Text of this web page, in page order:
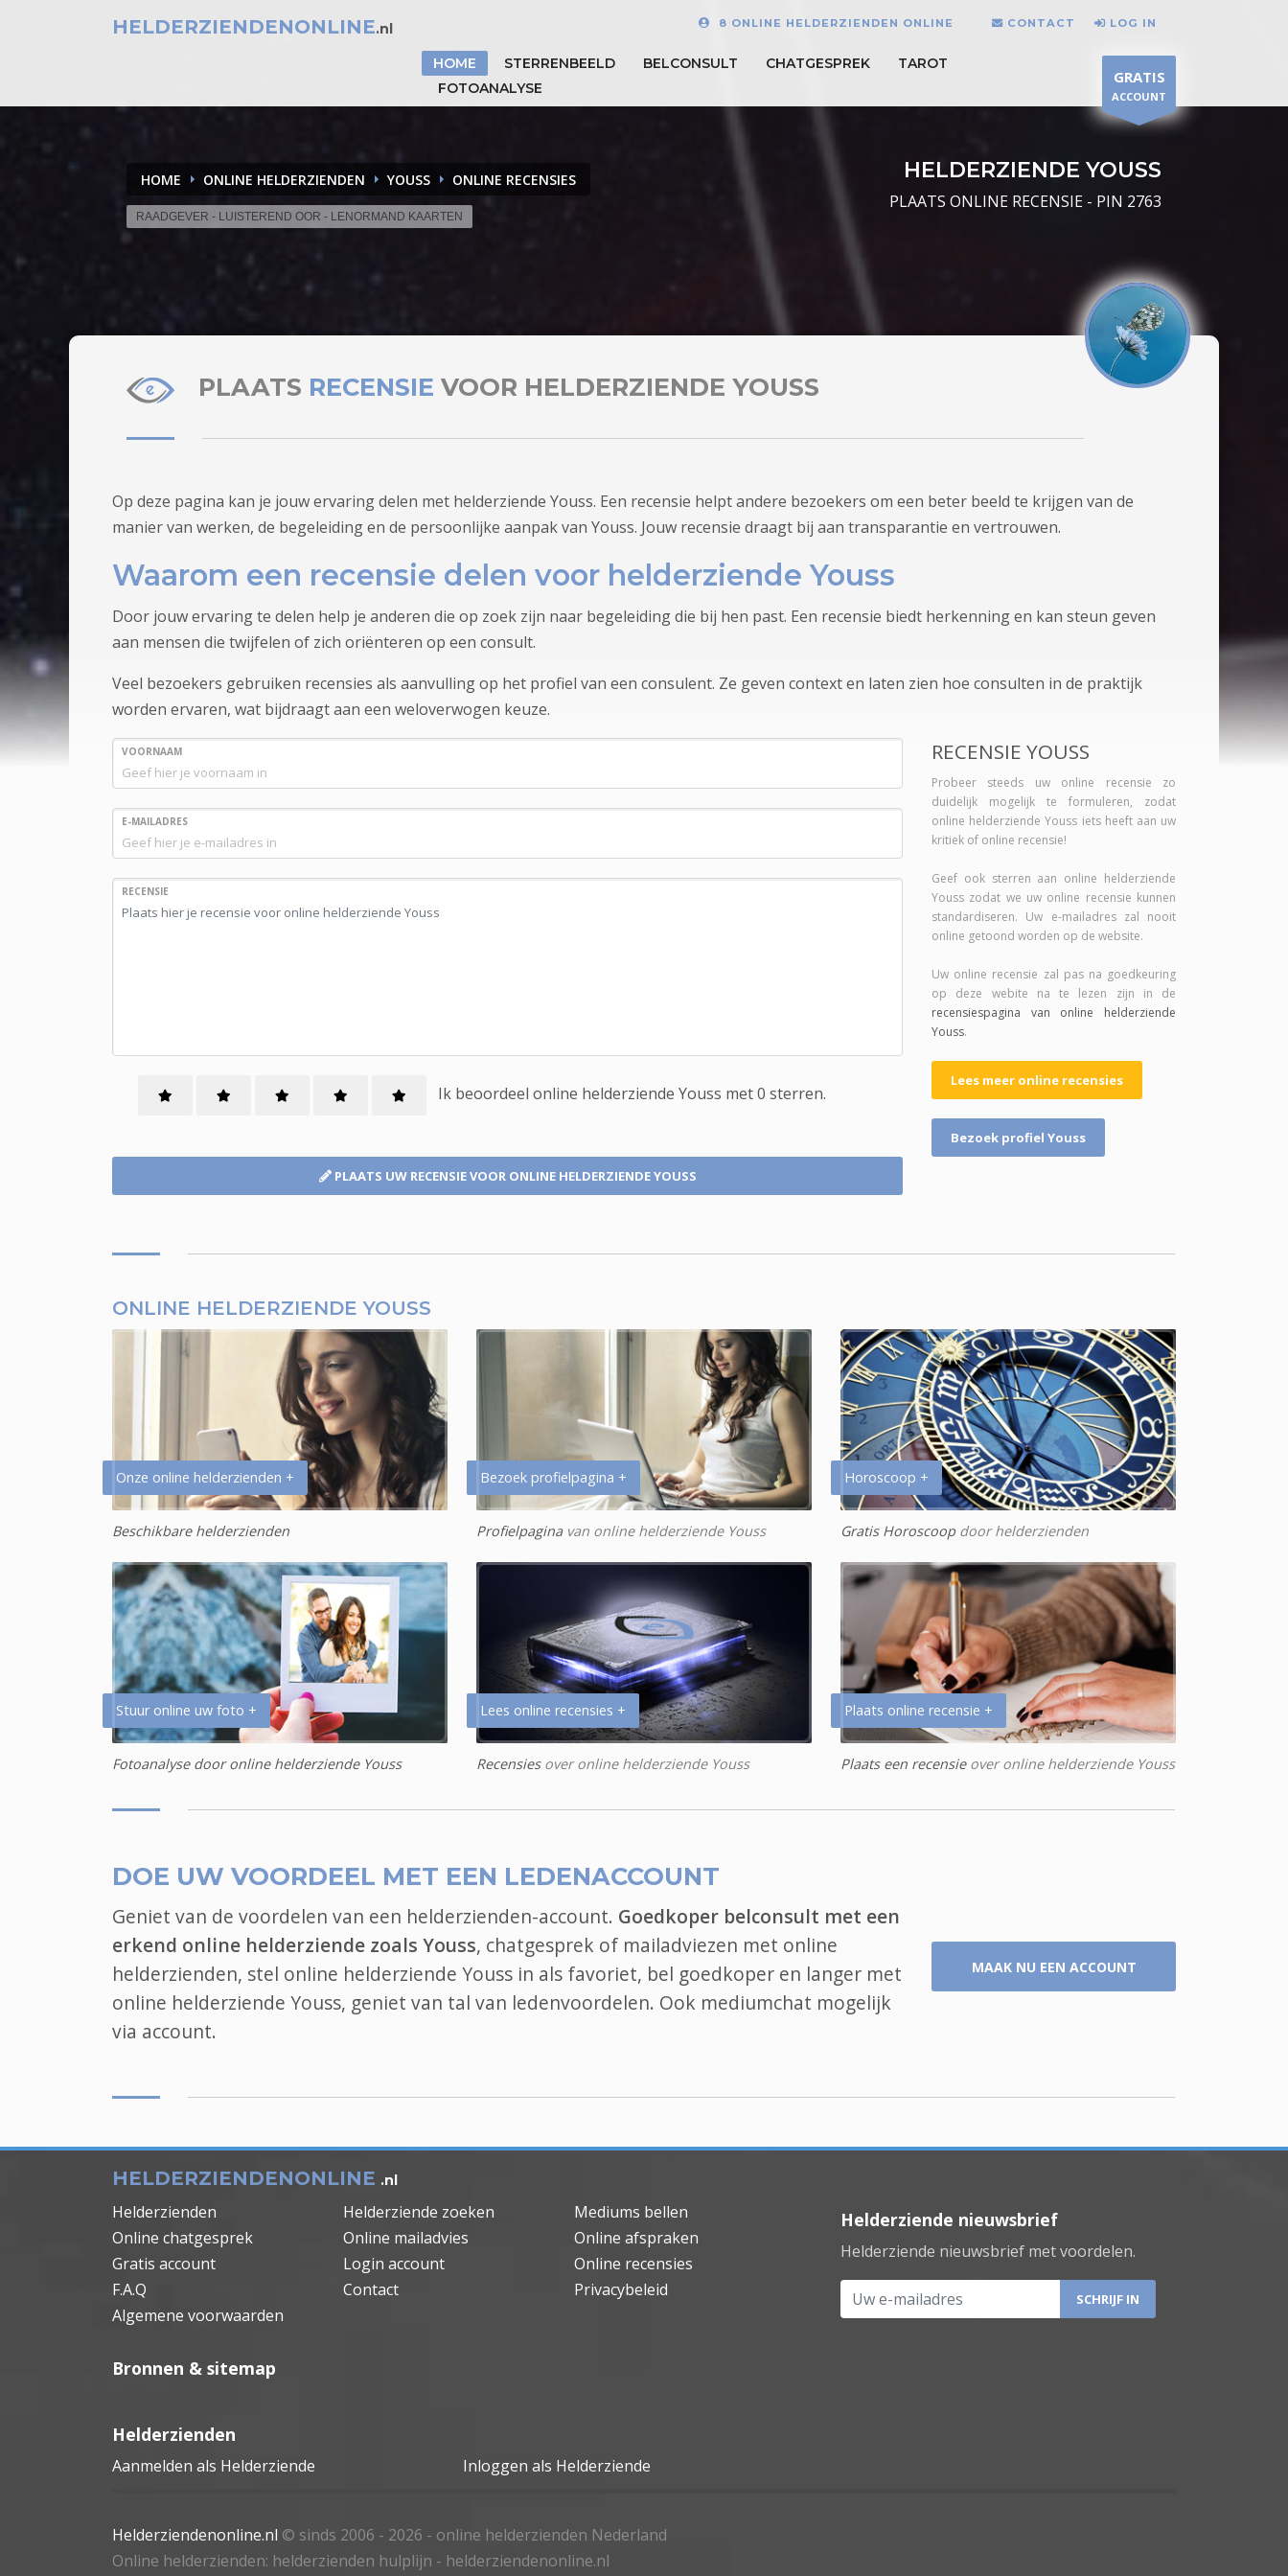
HELDERZIENDENONLINE.nl 8 ONLINE HELDERZIENDEN ONLINE CONTACT LOG IN
HOME STERRENBEELD BELCONSULT CHATGESPREK
TAROT
FOTOANALYSE
GRATIS
ACCOUNT
HOME ONLINE HELDERZIENDEN YOUSS ONLINE RECENSIES
RAADGEVER - LUISTEREND OOR - LENORMAND KAARTEN
HELDERZIENDE YOUSS
PLAATS ONLINE RECENSIE - PIN 2763
PLAATS RECENSIE VOOR HELDERZIENDE YOUSS
Op deze pagina kan je jouw ervaring delen met helderziende Youss. Een recensie helpt andere bezoekers om een beter beeld te krijgen van de
manier van werken, de begeleiding en de persoonlijke aanpak van Youss. Jouw recensie draagt bij aan transparantie en vertrouwen.
Waarom een recensie delen voor helderziende Youss
Door jouw ervaring te delen help je anderen die op zoek zijn naar begeleiding die bij hen past. Een recensie biedt herkenning en kan steun geven
aan mensen die twijfelen of zich oriënteren op een consult.
Veel bezoekers gebruiken recensies als aanvulling op het profiel van een consulent. Ze geven context en laten zien hoe consulten in de praktijk
worden ervaren, wat bijdraagt aan een weloverwogen keuze.
VOORNAAM
E-MAILADRES
RECENSIE
Ik beoordeel online helderziende Youss met0 sterren.
PLAATS UW RECENSIEVOOR ONLINE HELDERZIENDE YOUSS
RECENSIE YOUSS
Probeer steeds uw online recensie zo
duidelijk mogelijk te formuleren, zodat
online helderziende Youss iets heeft aan uw
kritiek of online recensie!
Geef ook sterren aan online helderziende
Youss zodat we uw online recensie kunnen
standardiseren. Uw e-mailadres zal nooit
online getoond worden op de website.
Uw online recensie zal pas na goedkeuring
op deze webite na te lezen zijn in de
recensiespagina van online helderziende
Youss.
Lees meer online recensies
Bezoek profiel Youss
ONLINE HELDERZIENDE YOUSS
Onze online helderzienden +
Beschikbare helderzienden
Bezoek profielpagina +
Profielpagina van online helderziende Youss
Horoscoop +
Gratis Horoscoopdoor helderzienden
Stuur online uw foto +
Fotoanalyse door online helderziende Youss
Lees online recensies +
Recensiesover online helderziende Youss
Plaats online recensie +
Plaats een recensieover online helderziende Youss
DOE UW VOORDEEL MET EEN LEDENACCOUNT
Geniet van de voordelen van een helderzienden-account. Goedkoper belconsult met een
erkend online helderziende zoals Youss, chatgesprek of mailadviezen met online
helderzienden, stel online helderziende Youss in als favoriet, bel goedkoper en langer met
online helderziende Youss, geniet van tal van ledenvoordelen. Ook mediumchat mogelijk
via account.
MAAK NU EEN ACCOUNT
HELDERZIENDENONLINE .nl
Helderzienden Helderziende zoeken
Mediums bellen
Online chatgesprek
Online mailadvies
Online afspraken
Gratis account
Login account
Online recensies
F.A.Q
Contact
Privacybeleid
Algemene voorwaarden
Helderziende nieuwsbrief
Helderziende nieuwsbrief met voordelen.
Uw e-mailadres
Bronnen & sitemap
Helderzienden
Aanmelden als Helderziende Inloggen als Helderziende
Helderziendenonline.nl © sinds 2006 - 2026 - online helderzienden Nederland
Online helderzienden: helderzienden hulplijn - helderziendenonline.nl